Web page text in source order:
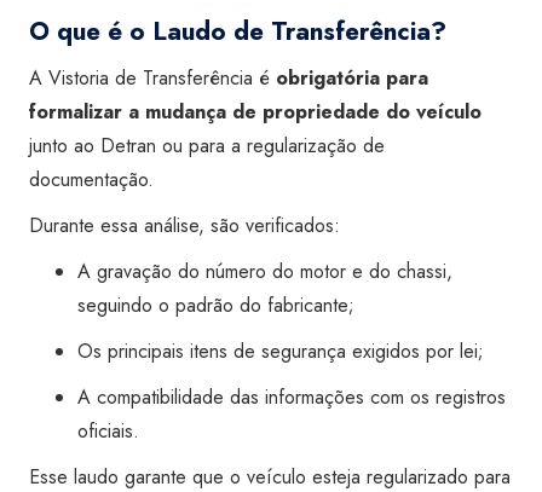
O que é o Laudo de Transferência?
A Vistoria de Transferência é obrigatória para
formalizar a mudança de propriedade do veículo
junto ao Detran ou para a regularização de
documentação.
Durante essa análise, são verificados:
A gravação do número do motor e do chassi,
seguindo o padrão do fabricante;
Os principais itens de segurança exigidos por lei;
A compatibilidade das informações com os registros
oficiais.
Esse laudo garante que o veículo esteja regularizado para